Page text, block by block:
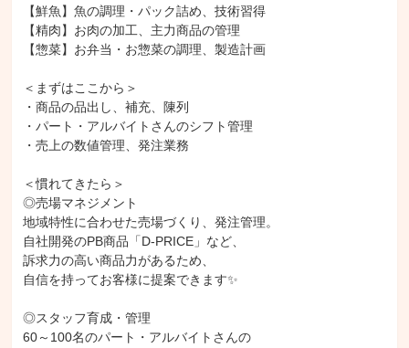
【鮮魚】魚の調理・パック詰め、技術習得
【精肉】お肉の加工、主力商品の管理
【惣菜】お弁当・お惣菜の調理、製造計画
＜まずはここから＞
・商品の品出し、補充、陳列
・パート・アルバイトさんのシフト管理
・売上の数値管理、発注業務
＜慣れてきたら＞
◎売場マネジメント
地域特性に合わせた売場づくり、発注管理。
自社開発のPB商品「D-PRICE」など、
訴求力の高い商品力があるため、
自信を持ってお客様に提案できます✨
◎スタッフ育成・管理
60～100名のパート・アルバイトさんの